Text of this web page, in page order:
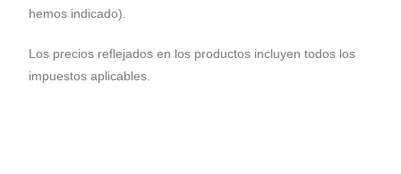
hemos indicado).
Los precios reflejados en los productos incluyen todos los
impuestos aplicables.